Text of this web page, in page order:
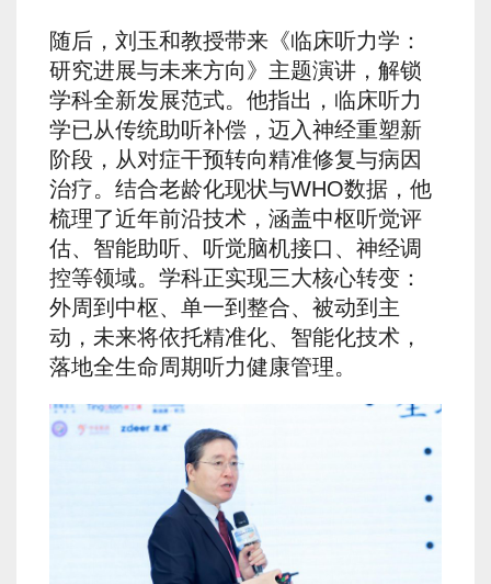
随后，刘玉和教授带来《临床听力学：
研究进展与未来方向》主题演讲，解锁
学科全新发展范式。他指出，临床听力
学已从传统助听补偿，迈入神经重塑新
阶段，从对症干预转向精准修复与病因
治疗。结合老龄化现状与WHO数据，他
梳理了近年前沿技术，涵盖中枢听觉评
估、智能助听、听觉脑机接口、神经调
控等领域。学科正实现三大核心转变：
外周到中枢、单一到整合、被动到主
动，未来将依托精准化、智能化技术，
落地全生命周期听力健康管理。